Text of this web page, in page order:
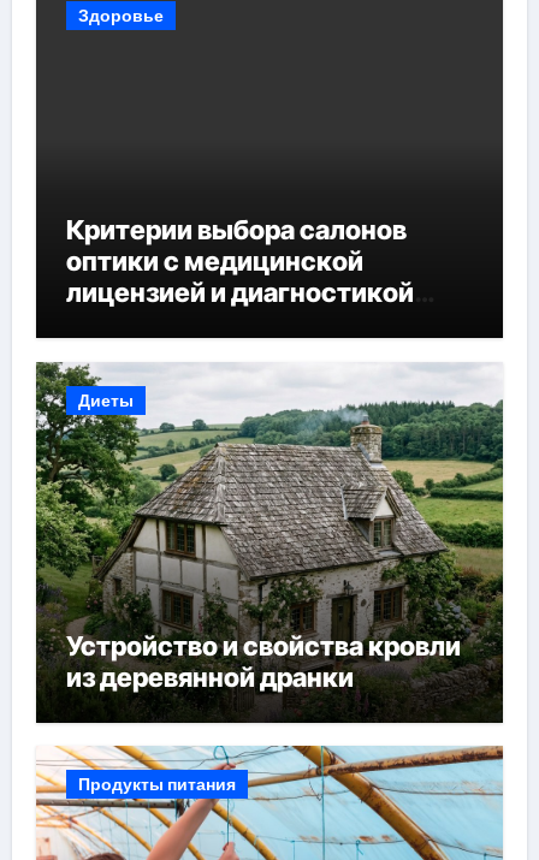
Здоровье
Критерии выбора салонов
оптики с медицинской
лицензией и диагностикой
Диеты
Устройство и свойства кровли
из деревянной дранки
Продукты питания